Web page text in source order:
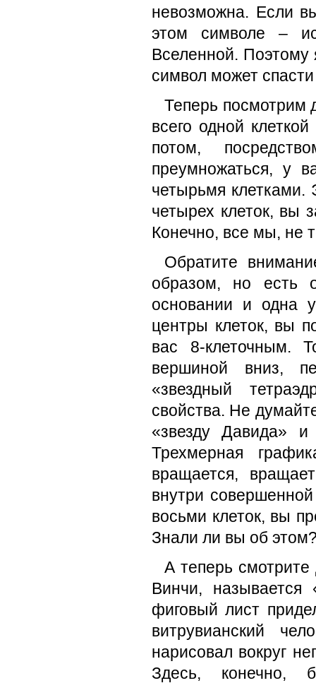
невозможна. Если
этом символе –
Вселенной. Поэтому
символ может
Теперь посмотрим
всего одной
потом,
преумножаться, у
четырьмя клетками.
четырех клеток,
Конечно, все мы, не
Обратите
образом, но есть
основании и одна
центры клеток, вы
вас 8-клеточным.
вершиной вниз,
«звездный
свойства. Не
«звезду Давида»
Трехмерная
вращается,
внутри
восьми клеток, вы
Знали ли вы об
А теперь
Винчи,
фиговый лист
витрувианский
нарисовал вокруг
Здесь, конечно,